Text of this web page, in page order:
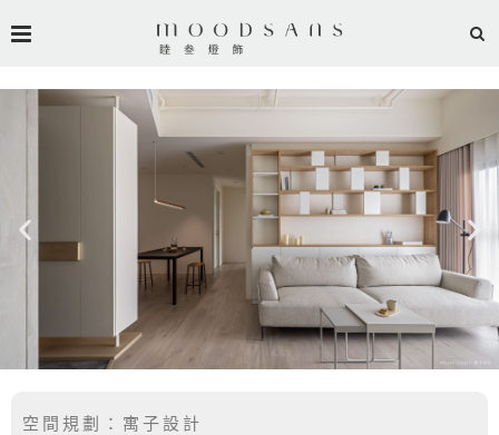
空間規劃：寓子設計